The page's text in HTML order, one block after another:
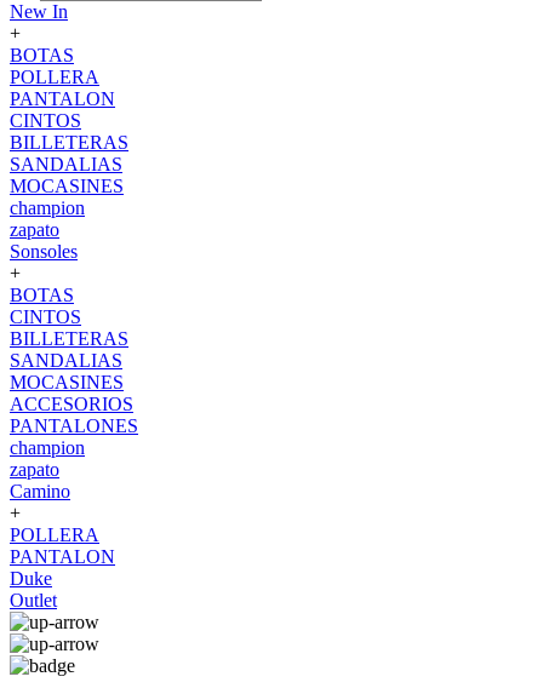
New In
+
BOTAS
POLLERA
PANTALON
CINTOS
BILLETERAS
SANDALIAS
MOCASINES
champion
zapato
Sonsoles
+
BOTAS
CINTOS
BILLETERAS
SANDALIAS
MOCASINES
ACCESORIOS
PANTALONES
champion
zapato
Camino
+
POLLERA
PANTALON
Duke
Outlet